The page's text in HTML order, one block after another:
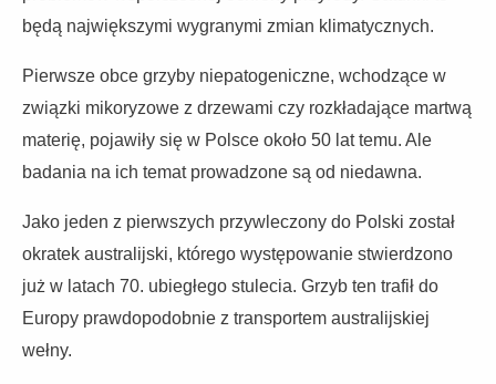
będą największymi wygranymi zmian klimatycznych.
Pierwsze obce grzyby niepatogeniczne, wchodzące w
związki mikoryzowe z drzewami czy rozkładające martwą
materię, pojawiły się w Polsce około 50 lat temu. Ale
badania na ich temat prowadzone są od niedawna.
Jako jeden z pierwszych przywleczony do Polski został
okratek australijski, którego występowanie stwierdzono
już w latach 70. ubiegłego stulecia. Grzyb ten trafił do
Europy prawdopodobnie z transportem australijskiej
wełny.